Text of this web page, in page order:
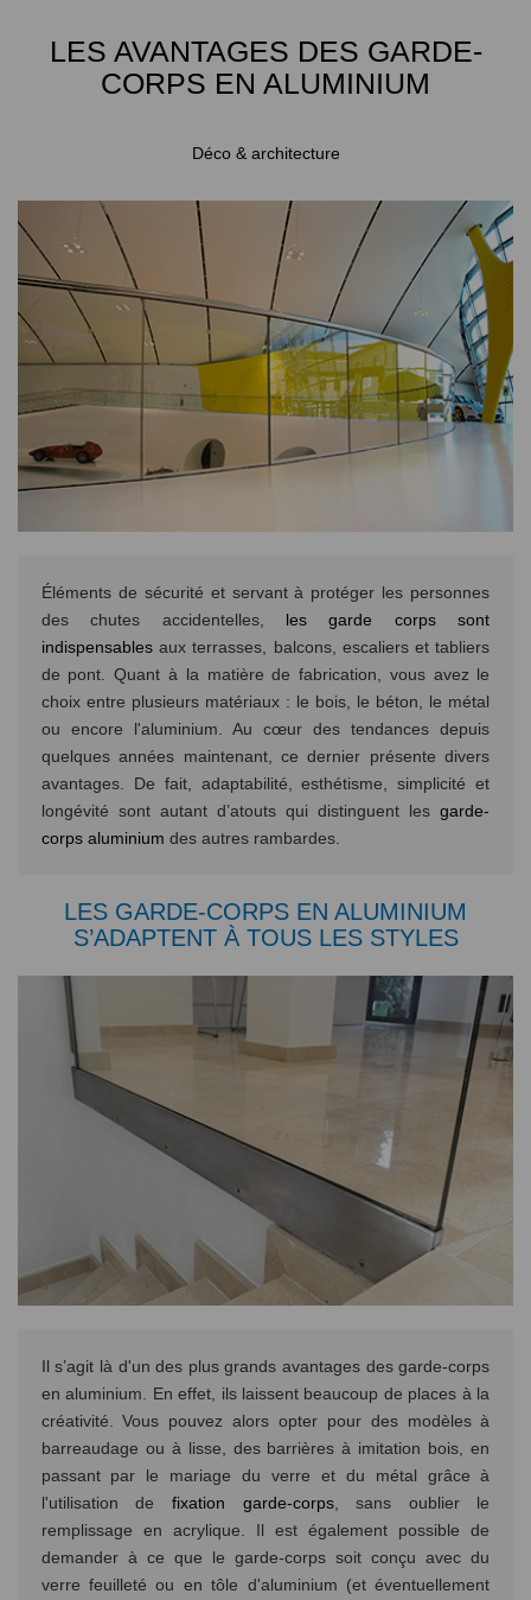
LES AVANTAGES DES GARDE-
CORPS EN ALUMINIUM
Déco & architecture
Éléments de sécurité et servant à protéger les personnes
des chutes accidentelles, les garde corps sont
indispensablesaux terrasses, balcons, escaliers et tabliers
de pont. Quant à la matière de fabrication, vous avez le
choix entre plusieurs matériaux : le bois, le béton, le métal
ou encore l'aluminium. Au cœur des tendances depuis
quelques années maintenant, ce dernier présente divers
avantages. De fait, adaptabilité, esthétisme, simplicité et
longévité sont autant d’atouts qui distinguent lesgarde-
corps aluminium des autres rambardes.
LES GARDE-CORPS EN ALUMINIUM
S’ADAPTENT À TOUS LES STYLES
Il s’agit là d'un des plus grands avantages des garde-corps
en aluminium. En effet, ils laissent beaucoup de places à la
créativité. Vous pouvez alors opter pour des modèles à
barreaudage ou à lisse, des barrières à imitation bois, en
passant par le mariage du verre et du métal grâce à
l'utilisation de fixation garde-corps, sans oublier le
remplissage en acrylique. Il est également possible de
demander à ce que le garde-corps soit conçu avec du
verre feuilleté ou en tôle d'aluminium (et éventuellement